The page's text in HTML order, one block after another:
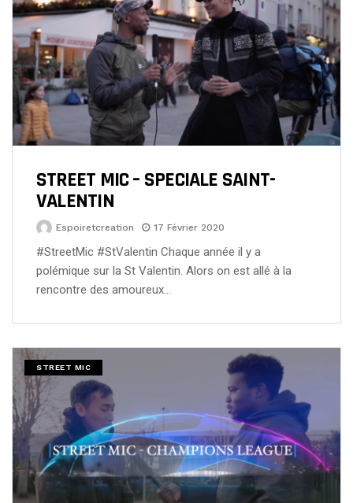
STREET MIC – SPECIALE SAINT-
VALENTIN
Espoiretcreation 17 Février 2020
#StreetMic #StValentin Chaque année il y a
polémique sur la St Valentin. Alors on est allé à la
rencontre des amoureux…
STREET MIC